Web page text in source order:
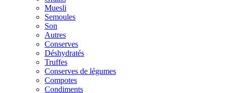
Muesli
Semoules
Son
Autres
Conserves
Déshydratés
Truffes
Conserves de légumes
Compotes
Condiments